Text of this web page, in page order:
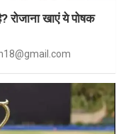
रोजाना खाएं ये पोषक